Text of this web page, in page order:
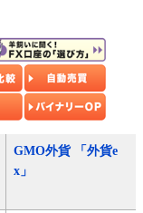
GMO外貨 「外貨e
x」